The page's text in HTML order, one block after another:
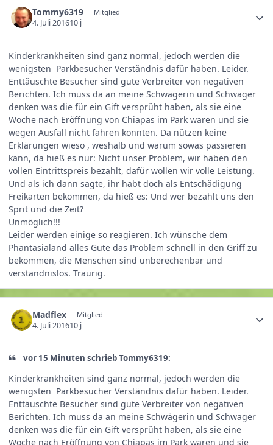
Tommy6319 Mitglied
4. Juli 201610 j
Kinderkrankheiten sind ganz normal, jedoch werden die
wenigsten Parkbesucher Verständnis dafür haben. Leider.
Enttäuschte Besucher sind gute Verbreiter von negativen
Berichten. Ich muss da an meine Schwägerin und Schwager
denken was die für ein Gift versprüht haben, als sie eine
Woche nach Eröffnung von Chiapas im Park waren und sie
wegen Ausfall nicht fahren konnten. Da nützen keine
Erklärungen wieso , weshalb und warum sowas passieren
kann, da hieß es nur: Nicht unser Problem, wir haben den
vollen Eintrittspreis bezahlt, dafür wollen wir volle Leistung.
Und als ich dann sagte, ihr habt doch als Entschädigung
Freikarten bekommen, da hieß es: Und wer bezahlt uns den
Sprit und die Zeit?
Unmöglich!!!
Leider werden einige so reagieren. Ich wünsche dem
Phantasialand alles Gute das Problem schnell in den Griff zu
bekommen, die Menschen sind unberechenbar und
verständnislos. Traurig.
Madflex Mitglied
4. Juli 201610 j
vor 15 Minuten schrieb Tommy6319:
Kinderkrankheiten sind ganz normal, jedoch werden die
wenigsten Parkbesucher Verständnis dafür haben. Leider.
Enttäuschte Besucher sind gute Verbreiter von negativen
Berichten. Ich muss da an meine Schwägerin und Schwager
denken was die für ein Gift versprüht haben, als sie eine
Woche nach Eröffnung von Chiapas im Park waren und sie